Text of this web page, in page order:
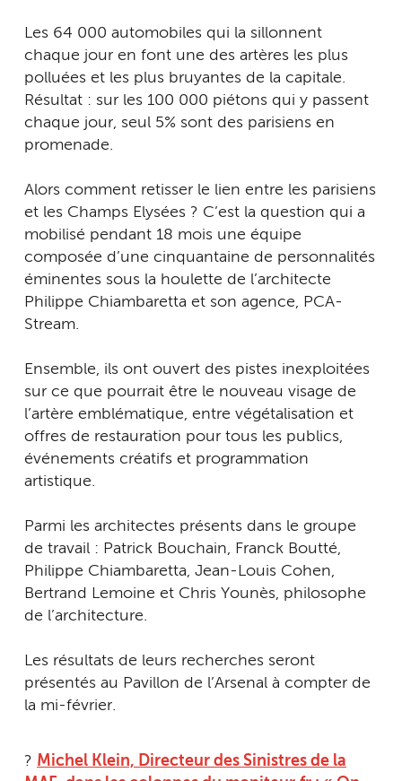
Les 64 000 automobiles qui la sillonnent
chaque jour en font une des artères les plus
polluées et les plus bruyantes de la capitale.
Résultat : sur les 100 000 piétons qui y passent
chaque jour, seul 5% sont des parisiens en
promenade.
Alors comment retisser le lien entre les parisiens
et les Champs Elysées ? C’est la question qui a
mobilisé pendant 18 mois une équipe
composée d’une cinquantaine de personnalités
éminentes sous la houlette de l’architecte
Philippe Chiambaretta et son agence, PCA-
Stream.
Ensemble, ils ont ouvert des pistes inexploitées
sur ce que pourrait être le nouveau visage de
l’artère emblématique, entre végétalisation et
offres de restauration pour tous les publics,
événements créatifs et programmation
artistique.
Parmi les architectes présents dans le groupe
de travail : Patrick Bouchain, Franck Boutté,
Philippe Chiambaretta, Jean-Louis Cohen,
Bertrand Lemoine et Chris Younès, philosophe
de l’architecture.
Les résultats de leurs recherches seront
présentés au Pavillon de l’Arsenal à compter de
la mi-février.
? Michel Klein, Directeur des Sinistres de la